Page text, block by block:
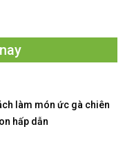
làm món ức gà chiên
hấp dẫn